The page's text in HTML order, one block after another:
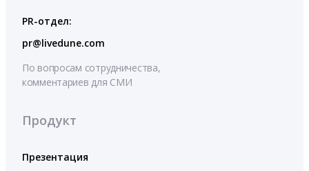
PR-отдел:
pr@livedune.com
По вопросам сотрудничества,
комментариев для СМИ
Продукт
Презентация